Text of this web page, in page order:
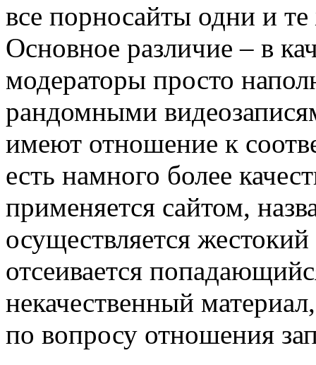
все порносайты одни и
Основное различие – в
модераторы просто
рандомными
имеют отношение к
есть намного более
применяется сайтом,
осуществляется
отсеивается
некачественный
по вопросу отношения